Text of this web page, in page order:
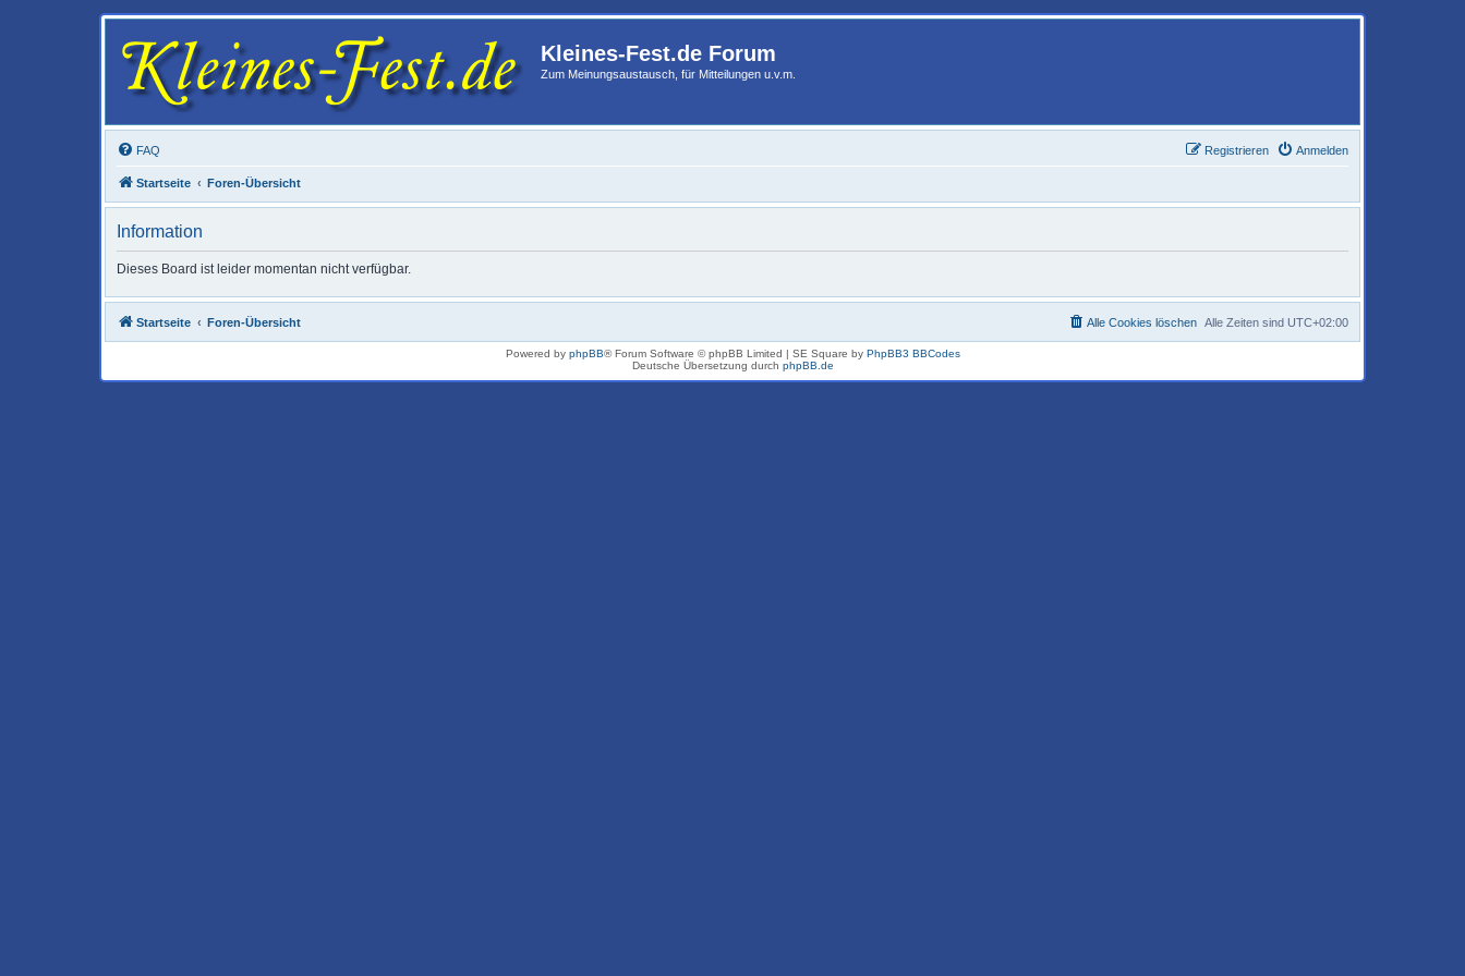
Kleines-Fest.de Forum
Zum Meinungsaustausch, für Mitteilungen u.v.m.
FAQ Anmelden
Registrieren
Startseite Foren-Übersicht
Information
Dieses Board ist leider momentan nicht verfügbar.
Startseite Foren-Übersicht Alle Zeiten sind UTC+02:00
Alle Cookies löschen
Powered by phpBB® Forum Software © phpBB Limited | SE Square by PhpBB3 BBCodes
Deutsche Übersetzung durch phpBB.de